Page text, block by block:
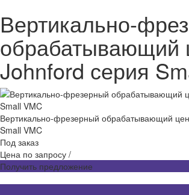
Вертикально-
обрабатывающий
Johnford серия
Вертикально-фрезерный обрабатывающий
Small VMC
Под заказ
Цена по запросу /
Получить предложение